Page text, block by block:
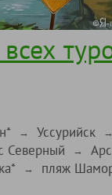
→ Уссурийск
Северный →
→ пляж